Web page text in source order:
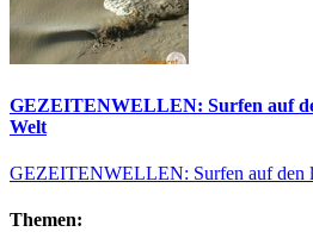
GEZEITENWELLEN: Surfen auf
Welt
GEZEITENWELLEN: Surfen auf den
Themen: